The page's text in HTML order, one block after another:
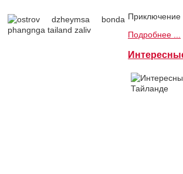
Приключение
Подробнее ...